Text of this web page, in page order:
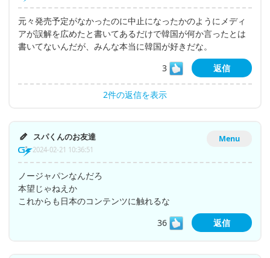
元々発売予定がなかったのに中止になったかのようにメディ
アが誤解を広めたと書いてあるだけで韓国が何か言ったとは
書いてないんだが、みんな本当に韓国が好きだな。
3
返信
2件の返信を表示
Menu
スパくんのお友達
2024-02-21 10:36:51
ノージャパンなんだろ
本望じゃねえか
これからも日本のコンテンツに触れるな
36
返信